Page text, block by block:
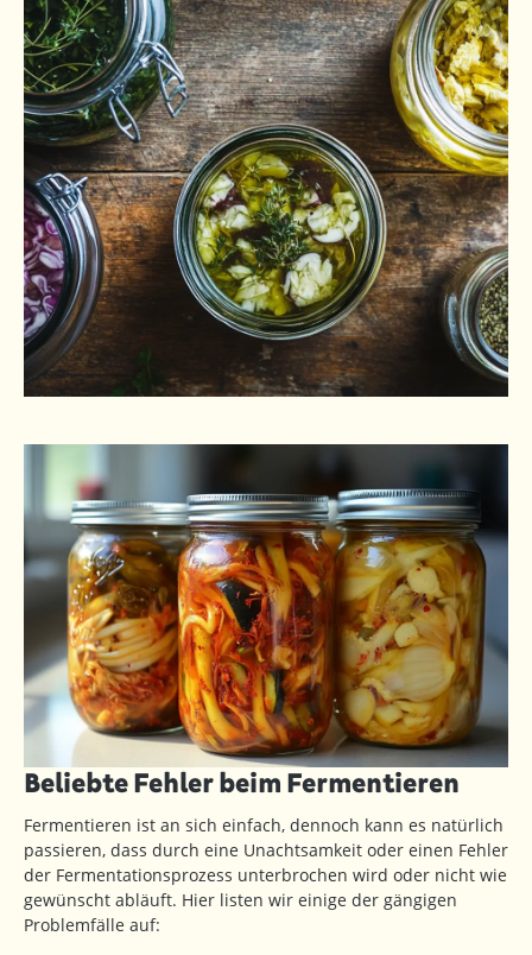
Beliebte Fehler beim Fermentieren
Fermentieren ist an sich einfach, dennoch kann es natürlich
passieren, dass durch eine Unachtsamkeit oder einen Fehler
der Fermentationsprozess unterbrochen wird oder nicht wie
gewünscht abläuft. Hier listen wir einige der gängigen
Problemfälle auf: